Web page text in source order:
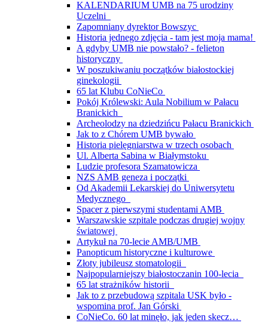
KALENDARIUM UMB na 75 urodziny
Uczelni
Zapomniany dyrektor Bowszyc
Historia jednego zdjęcia - tam jest moja mama!
A gdyby UMB nie powstało? - felieton
historyczny
W poszukiwaniu początków białostockiej
ginekologii
65 lat Klubu CoNieCo
Pokój Królewski: Aula Nobilium w Pałacu
Branickich
Archeolodzy na dziedzińcu Pałacu Branickich
Jak to z Chórem UMB bywało
Historia pielęgniarstwa w trzech osobach
Ul. Alberta Sabina w Białymstoku
Ludzie profesora Szamatowicza
NZS AMB geneza i początki
Od Akademii Lekarskiej do Uniwersytetu
Medycznego
Spacer z pierwszymi studentami AMB
Warszawskie szpitale podczas drugiej wojny
światowej
Artykuł na 70-lecie AMB/UMB
Panopticum historyczne i kulturowe
Złoty jubileusz stomatologii
Najpopularniejszy białostoczanin 100-lecia
65 lat strażników historii
Jak to z przebudową szpitala USK było -
wspomina prof. Jan Górski
CoNieCo. 60 lat minęło, jak jeden skecz…